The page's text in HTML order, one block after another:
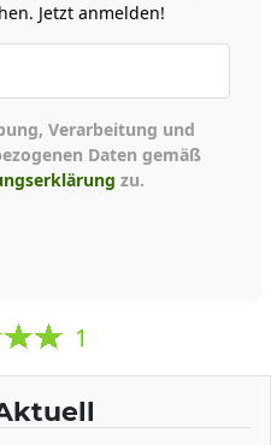
Jetzt anmelden!
Daten gemäß
zu.
1